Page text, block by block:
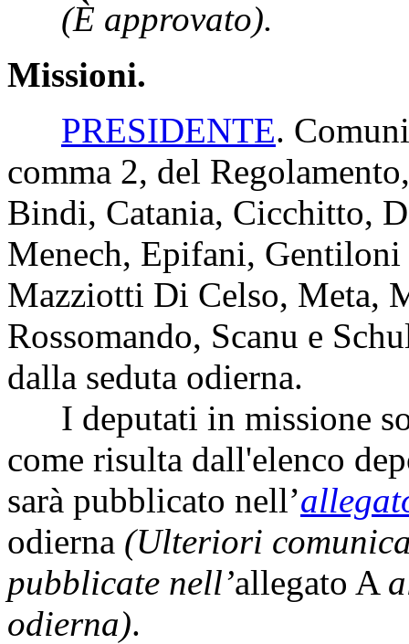
(È approvato).
Missioni.
PRESIDENTE.
comma 2, del
Bindi, Catania, Cicchitto,
Menech, Epifani,
Mazziotti Di Celso, Meta,
Rossomando, Scanu e
dalla seduta odierna.
I deputati in missione
come risulta dall'elenco
sarà pubblicato nell’
odierna (Ulteriori
pubblicate nell’allegato A
odierna).